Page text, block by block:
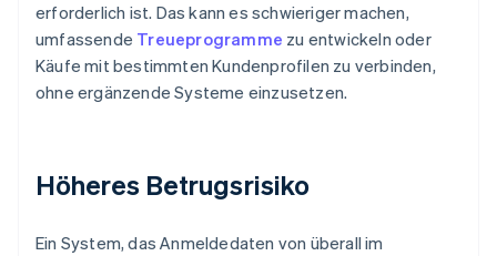
erforderlich ist. Das kann es schwieriger machen,
umfassende Treueprogramme zu entwickeln oder
Käufe mit bestimmten Kundenprofilen zu verbinden,
ohne ergänzende Systeme einzusetzen.
Höheres Betrugsrisiko
Ein System, das Anmeldedaten von überall im